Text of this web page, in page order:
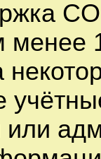
менее
или